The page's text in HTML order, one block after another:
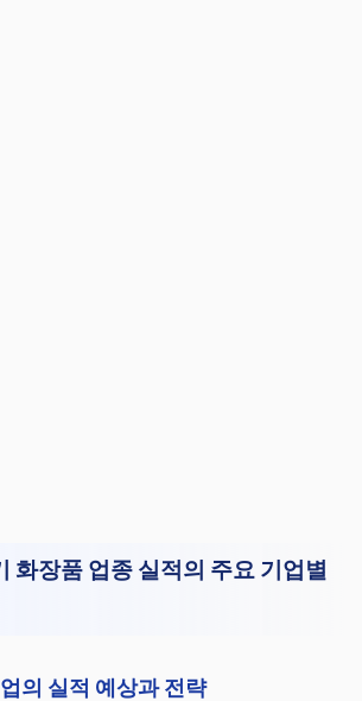
화장품 업종 실적의 주요 기업별
의 실적 예상과 전략